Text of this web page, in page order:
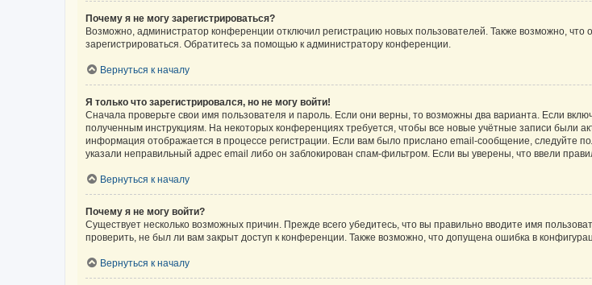
Почему я не могу зарегистрироваться?
Возможно, администратор конференции отключил регистрацию новых пользователей. Также возможно,
зарегистрироваться. Обратитесь за помощью к администратору конференции.
Вернуться к началу
Я только что зарегистрировался, но не могу войти!
Сначала проверьте свои имя пользователя и пароль. Если они верны, то возможны два варианта. Если
полученным инструкциям. На некоторых конференциях требуется, чтобы все новые учётные записи были
информация отображается в процессе регистрации. Если вам было прислано email-сообщение, следуйте
указали неправильный адрес email либо он заблокирован спам-фильтром. Если вы уверены, что ввели
Вернуться к началу
Почему я не могу войти?
Существует несколько возможных причин. Прежде всего убедитесь, что вы правильно вводите имя
проверить, не был ли вам закрыт доступ к конференции. Также возможно, что допущена ошибка в
Вернуться к началу